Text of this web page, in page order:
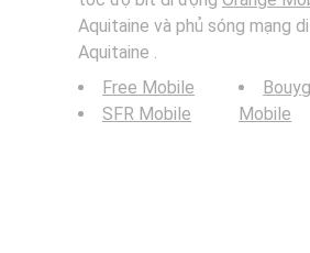
Aquitaine và phủ sóng mạng
Aquitaine .
Free Mobile
SFR Mobile
Mobile